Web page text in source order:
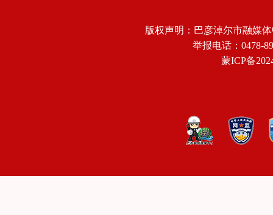
版权声明：巴彦淖尔市融媒
举报电话：0478-
蒙ICP备